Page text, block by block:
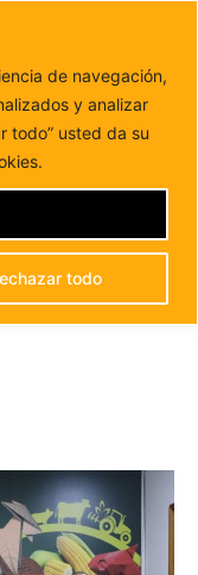
de navegación,
y analizar
todo” usted da su
todo
Jornadas Técnicas
FEAGA